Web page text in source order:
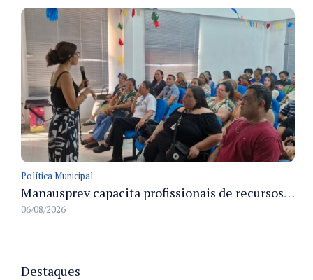
Política Municipal
Manausprev capacita profissionais de recursos humanos para agilizar concessão de aposentadorias no município
06/08/2026
Destaques